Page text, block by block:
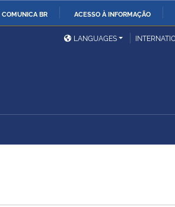
COMUNICA BR ACESSO À INFORMAÇÃO
Ministério das Relações
ExterioresLANGUAGES